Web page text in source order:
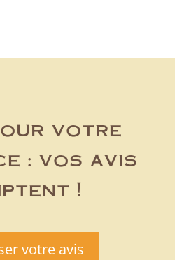
votre
: vos avis
!
votre avis